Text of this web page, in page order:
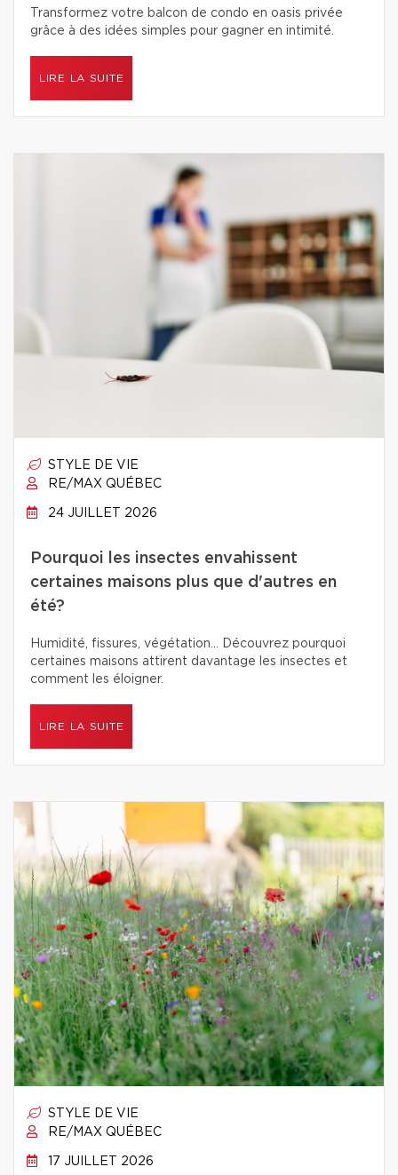
Transformez votre balcon de condo en oasis privée
grâce à des idées simples pour gagner en intimité.
LIRE LA SUITE
STYLE DE VIE
RE/MAX QUÉBEC
24 JUILLET 2026
Pourquoi les insectes envahissent
certaines maisons plus que d'autres en
été?
Humidité, fissures, végétation… Découvrez pourquoi
certaines maisons attirent davantage les insectes et
comment les éloigner.
LIRE LA SUITE
STYLE DE VIE
RE/MAX QUÉBEC
17 JUILLET 2026